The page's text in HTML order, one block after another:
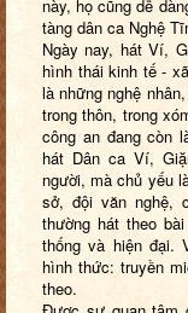
này, họ cũng dễ
tàng dân ca Nghệ
Ngày nay, hát Ví,
hình thái kinh tế -
là những nghệ
trong thôn, trong
công an đang còn
hát Dân ca Ví,
người, mà chủ yếu
sở, đội văn nghệ,
thường hát theo
thống và hiện đại.
hình thức: truyền
theo.